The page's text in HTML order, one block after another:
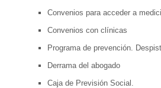
Convenios para acceder a
Convenios con clínicas
Programa de prevención.
Derrama del abogado
Caja de Previsión Social.